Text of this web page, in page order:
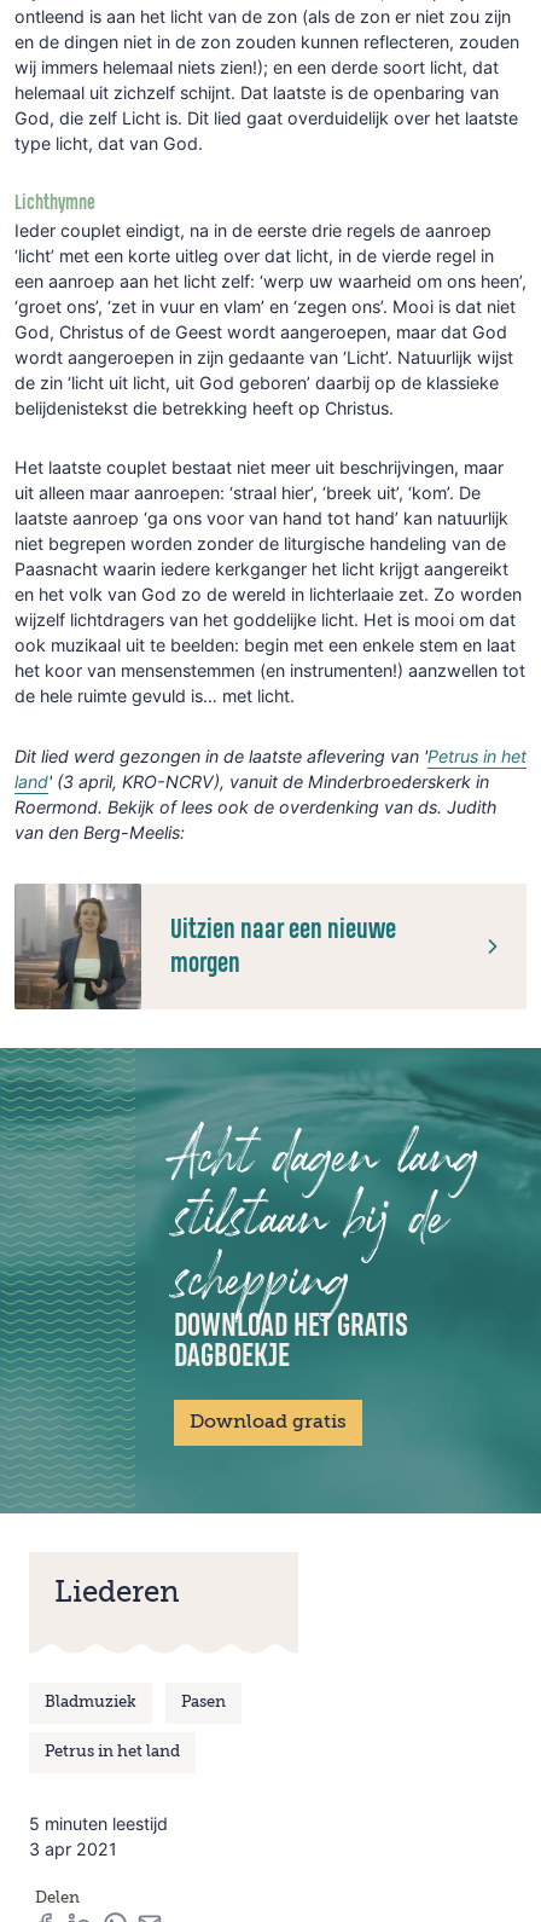
ontleend is aan het licht van de zon (als de zon er niet zou zijn
en de dingen niet in de zon zouden kunnen reflecteren, zouden
wij immers helemaal niets zien!); en een derde soort licht, dat
helemaal uit zichzelf schijnt. Dat laatste is de openbaring van
God, die zelf Licht is. Dit lied gaat overduidelijk over het laatste
type licht, dat van God.
Lichthymne
Ieder couplet eindigt, na in de eerste drie regels de aanroep
‘licht’ met een korte uitleg over dat licht, in de vierde regel in
een aanroep aan het licht zelf: ‘werp uw waarheid om ons heen’,
‘groet ons’, ‘zet in vuur en vlam’ en ‘zegen ons’. Mooi is dat niet
God, Christus of de Geest wordt aangeroepen, maar dat God
wordt aangeroepen in zijn gedaante van ‘Licht’. Natuurlijk wijst
de zin ‘licht uit licht, uit God geboren’ daarbij op de klassieke
belijdenistekst die betrekking heeft op Christus.
Het laatste couplet bestaat niet meer uit beschrijvingen, maar
uit alleen maar aanroepen: ‘straal hier’, ‘breek uit’, ‘kom’. De
laatste aanroep ‘ga ons voor van hand tot hand’ kan natuurlijk
niet begrepen worden zonder de liturgische handeling van de
Paasnacht waarin iedere kerkganger het licht krijgt aangereikt
en het volk van God zo de wereld in lichterlaaie zet. Zo worden
wijzelf lichtdragers van het goddelijke licht. Het is mooi om dat
ook muzikaal uit te beelden: begin met een enkele stem en laat
het koor van mensenstemmen (en instrumenten!) aanzwellen tot
de hele ruimte gevuld is… met licht.
Dit lied werd gezongen in de laatste aflevering van 'Petrus in het
land' (3 april, KRO-NCRV), vanuit de Minderbroederskerk in
Roermond. Bekijk of lees ook de overdenking van ds. Judith
van den Berg-Meelis:
Uitzien naar een nieuwe
morgen
Acht dagen lang
stilstaan bij de
schepping
DOWNLOAD HET GRATIS
DAGBOEKJE
Download gratis
Liederen
Bladmuziek Pasen
Petrus in het land
5 minuten leestijd
3 apr 2021
Delen